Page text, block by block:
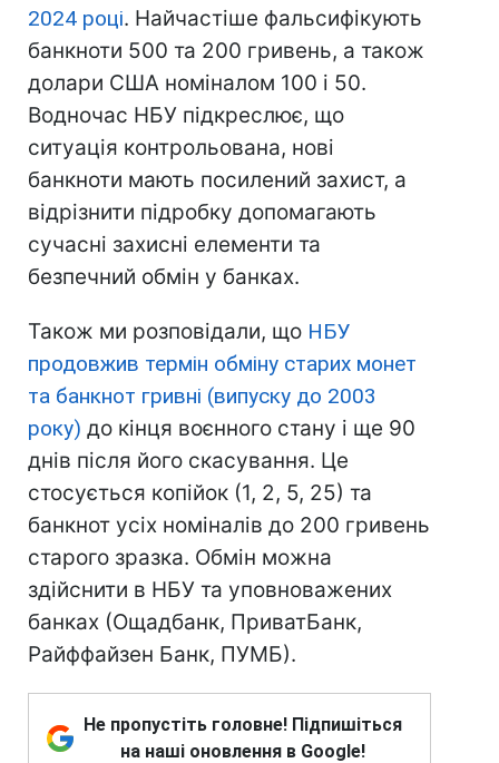
2024 році. Найчастіше фальсифікують
банкноти 500 та 200 гривень, а також
долари США номіналом 100 і 50.
Водночас НБУ підкреслює, що
ситуація контрольована, нові
банкноти мають посилений захист, а
відрізнити підробку допомагають
сучасні захисні елементи та
безпечний обмін у банках.
Також ми розповідали, що НБУ
продовжив термін обміну старих монет
та банкнот гривні (випуску до 2003
року) до кінця воєнного стану і ще 90
днів після його скасування. Це
стосується копійок (1, 2, 5, 25) та
банкнот усіх номіналів до 200 гривень
старого зразка. Обмін можна
здійснити в НБУ та уповноважених
банках (Ощадбанк, ПриватБанк,
Райффайзен Банк, ПУМБ).
Не пропустіть головне! Підпишіться
на наші оновлення в Google!